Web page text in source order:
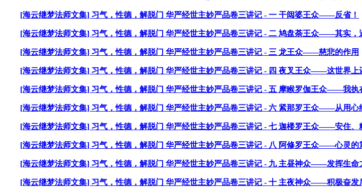
[海云继梦法师文集] 习气，性德，解脱门 华严经世主妙严品卷三讲记 - 一 干闼婆王众——反省！
[海云继梦法师文集] 习气，性德，解脱门 华严经世主妙严品卷三讲记 - 二 鸠盘荼王众——其实，
[海云继梦法师文集] 习气，性德，解脱门 华严经世主妙严品卷三讲记 - 三 龙王众——慈悲的作用
[海云继梦法师文集] 习气，性德，解脱门 华严经世主妙严品卷三讲记 - 四 夜叉王众——这世界
[海云继梦法师文集] 习气，性德，解脱门 华严经世主妙严品卷三讲记 - 五 摩睺罗伽王众——我
[海云继梦法师文集] 习气，性德，解脱门 华严经世主妙严品卷三讲记 - 六 紧那罗王众——从用
[海云继梦法师文集] 习气，性德，解脱门 华严经世主妙严品卷三讲记 - 七 迦楼罗王众——安住
[海云继梦法师文集] 习气，性德，解脱门 华严经世主妙严品卷三讲记 - 八 阿修罗王众——心灵
[海云继梦法师文集] 习气，性德，解脱门 华严经世主妙严品卷三讲记 - 九 主昼神众——发挥生
[海云继梦法师文集] 习气，性德，解脱门 华严经世主妙严品卷三讲记 - 十 主夜神众——积极奋